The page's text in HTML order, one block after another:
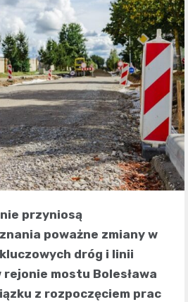
przyniosą
poważne zmiany w
dróg i linii
mostu Bolesława
z rozpoczęciem prac